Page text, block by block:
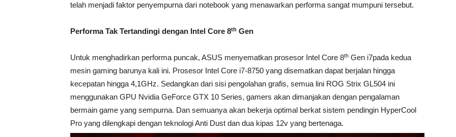
telah menjadi faktor penyempurna dari notebook yang menawarkan performa sangat mumpuni tersebut.
Performa Tak Tertandingi dengan Intel Core 8th Gen
Untuk menghadirkan performa puncak, ASUS menyematkan prosesor Intel Core 8th Gen i7pada kedua
mesin gaming barunya kali ini. Prosesor Intel Core i7-8750 yang disematkan dapat berjalan hingga
kecepatan hingga 4,1GHz. Sedangkan dari sisi pengolahan grafis, semua lini ROG Strix GL504 ini
menggunakan GPU Nvidia GeForce GTX 10 Series, gamers akan dimanjakan dengan pengalaman
bermain game yang sempurna. Dan semuanya akan bekerja optimal berkat sistem pendingin HyperCool
Pro yang dilengkapi dengan teknologi Anti Dust dan dua kipas 12v yang bertenaga.